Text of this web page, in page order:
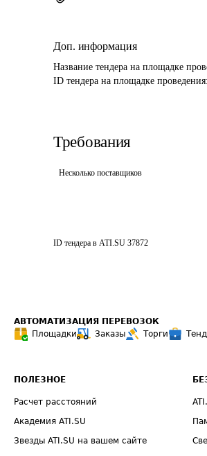
Доп. информация
Название тендера на площадке
ID тендера на площадке проведения:
Требования
Несколько поставщиков
ID тендера в ATI.SU 37872
АВТОМАТИЗАЦИЯ ПЕРЕВОЗОК
Площадки
Заказы Торги
ПОЛЕЗНОЕ
Расчет расстояний
Академия ATI.SU
Звезды ATI.SU на вашем сайте